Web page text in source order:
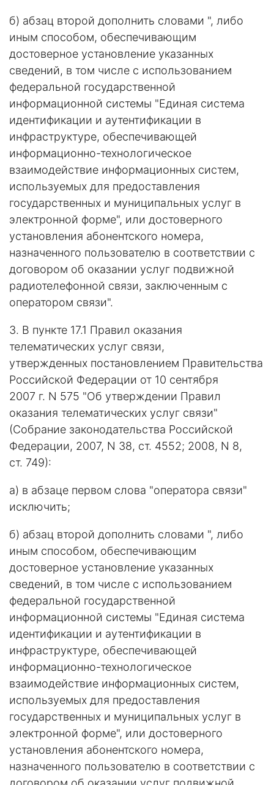
б) абзац второй дополнить словами ", либо
иным способом, обеспечивающим
достоверное установление указанных
сведений, в том числе с использованием
федеральной государственной
информационной системы "Единая система
идентификации и аутентификации в
инфраструктуре, обеспечивающей
информационно-технологическое
взаимодействие информационных систем,
используемых для предоставления
государственных и муниципальных услуг в
электронной форме", или достоверного
установления абонентского номера,
назначенного пользователю в соответствии с
договором об оказании услуг подвижной
радиотелефонной связи, заключенным с
оператором связи".
3. В пункте 17.1 Правил оказания
телематических услуг связи,
утвержденных постановлением Правительства
Российской Федерации от 10 сентября
2007 г. N 575 "Об утверждении Правил
оказания телематических услуг связи"
(Собрание законодательства Российской
Федерации, 2007, N 38, ст. 4552; 2008, N 8,
ст. 749):
а) в абзаце первом слова "оператора связи"
исключить;
б) абзац второй дополнить словами ", либо
иным способом, обеспечивающим
достоверное установление указанных
сведений, в том числе с использованием
федеральной государственной
информационной системы "Единая система
идентификации и аутентификации в
инфраструктуре, обеспечивающей
информационно-технологическое
взаимодействие информационных систем,
используемых для предоставления
государственных и муниципальных услуг в
электронной форме", или достоверного
установления абонентского номера,
назначенного пользователю в соответствии с